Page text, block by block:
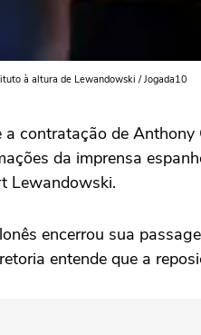
à altura de Lewandowski / Jogada10
contratação de
da imprensa
Lewandowski.
encerrou sua
entende que a